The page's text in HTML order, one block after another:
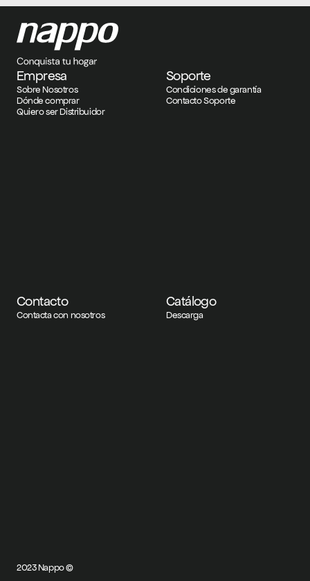
Empresa
Sobre Nosotros
Dónde comprar
Quiero ser Distribuidor
Soporte
Condiciones de garantía
Contacto Soporte
Contacto
Contacta con nosotros
Catálogo
Descarga
2023 Nappo ©